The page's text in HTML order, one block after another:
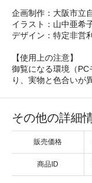
企画制作：大阪市立
イラスト：山中亜希
デザイン：特定非営
【使用上の注意】
御覧になる環境（PC
り、実物と色合いが
その他の詳細
販売価格
商品ID